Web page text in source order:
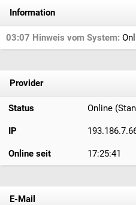
Information
03:07 Hinweis vom System:
Provider
Status Online
IP
Online seit 17:25:41
E-Mail